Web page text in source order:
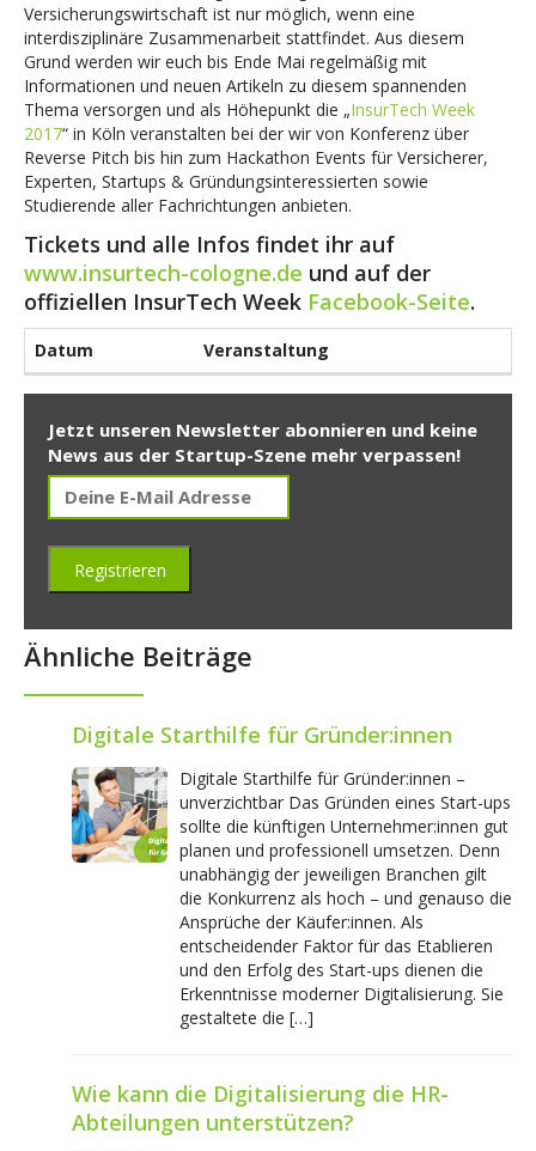
Versicherungswirtschaft ist nur möglich, wenn eine
interdisziplinäre Zusammenarbeit stattfindet. Aus diesem
Grund werden wir euch bis Ende Mai regelmäßig mit
Informationen und neuen Artikeln zu diesem spannenden
Thema versorgen und als Höhepunkt die „InsurTech Week
2017“ in Köln veranstalten bei der wir von Konferenz über
Reverse Pitch bis hin zum Hackathon Events für Versicherer,
Experten, Startups & Gründungsinteressierten sowie
Studierende aller Fachrichtungen anbieten.
Tickets und alle Infos findet ihr auf
www.insurtech-cologne.de und auf der
offiziellen InsurTech Week Facebook-Seite.
Datum Veranstaltung
Jetzt unseren Newsletter abonnieren und keine
News aus der Startup-Szene mehr verpassen!
Ähnliche Beiträge
Digitale Starthilfe für Gründer:innen
Digitale Starthilfe für Gründer:innen –
unverzichtbar Das Gründen eines Start-ups
sollte die künftigen Unternehmer:innen gut
planen und professionell umsetzen. Denn
unabhängig der jeweiligen Branchen gilt
die Konkurrenz als hoch – und genauso die
Ansprüche der Käufer:innen. Als
entscheidender Faktor für das Etablieren
und den Erfolg des Start-ups dienen die
Erkenntnisse moderner Digitalisierung. Sie
gestaltete die […]
Wie kann die Digitalisierung die HR-
Abteilungen unterstützen?